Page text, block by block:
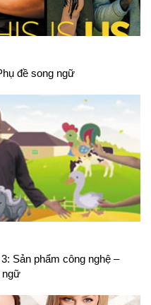
đề song ngữ
Sản phẩm công nghệ –
ngữ